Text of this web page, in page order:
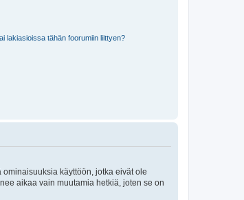
lakiasioissa tähän foorumiin liittyen?
käyttöön, jotka eivät ole
aikaa vain muutamia hetkiä, joten se on